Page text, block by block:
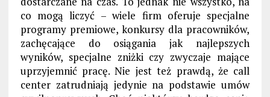
co mogą liczyć – wiele firm oferuje specjalne
programy premiowe, konkursy dla pracowników,
zachęcające do osiągania jak najlepszych
wyników, specjalne zniżki czy zwyczaje mające
uprzyjemnić pracę. Nie jest też prawdą, że call
center zatrudniają jedynie na podstawie umów